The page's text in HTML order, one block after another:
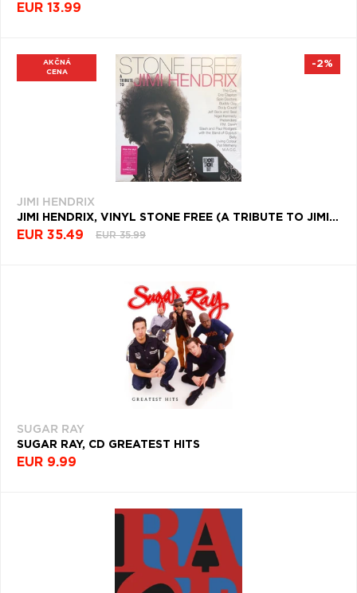
EUR 13.99
AKČNÁ
CENA
JIMI HENDRIX
JIMI HENDRIX, VINYL STONE FREE (A TRIBUTE TO JIMI HENDRIX)
EUR 35.49 EUR 35.99
-2%
SUGAR RAY
SUGAR RAY, CD GREATEST HITS
EUR 9.99